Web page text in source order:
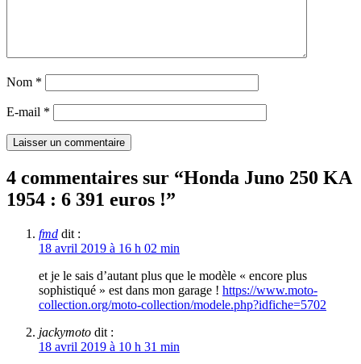
Nom *
E-mail *
4 commentaires sur “Honda Juno 250 KA
1954 : 6 391 euros !”
fmd dit :
18 avril 2019 à 16 h 02 min
et je le sais d’autant plus que le modèle « encore plus
sophistiqué » est dans mon garage ! https://www.moto-
collection.org/moto-collection/modele.php?idfiche=5702
jackymoto dit :
18 avril 2019 à 10 h 31 min